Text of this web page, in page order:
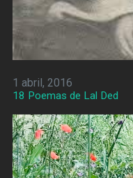
1 abril, 2016
18 Poemas de Lal Ded